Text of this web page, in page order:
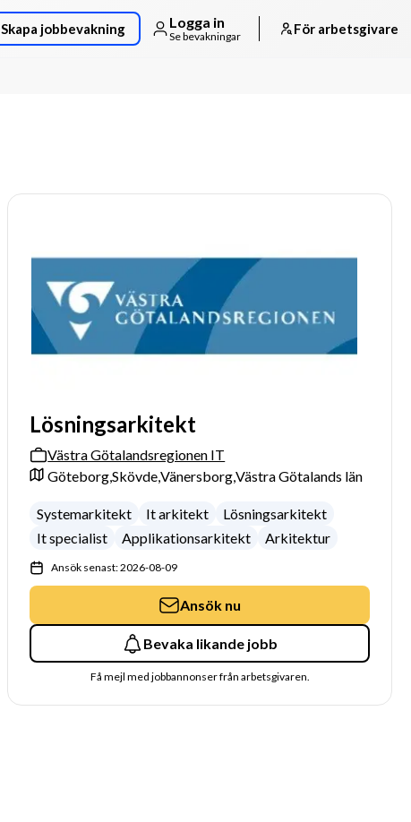
Skapa jobbevakning Logga in
Se bevakningar För arbetsgivare
Lösningsarkitekt
Västra Götalandsregionen IT
Göteborg,Skövde,Vänersborg,Västra Götalands län
Systemarkitekt It arkitekt
Lösningsarkitekt
It specialist
Applikationsarkitekt Arkitektur
Ansök senast: 2026-08-09
Ansök nu
Bevaka likande jobb
Få mejl med jobbannonser från arbetsgivaren.